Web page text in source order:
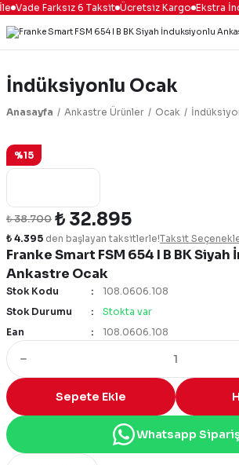
Vade Farksız 6 Taksit Ücretsiz Kargo Ekstra
İndüksiyonlu Ocak
Anasayfa Ankastre Ürünler Ocak
%15
Franke Smart FSM 654 I B BK
Ankastre Ocak
₺ 38.700 ₺ 32.895
₺ 4.395 den başlayan taksitlerle!Taksit
Stok Kodu
108.0606.108
Stok Durumu
Stokta var
Ean
108.0606.108
Sepete Ekle
Whatsapp